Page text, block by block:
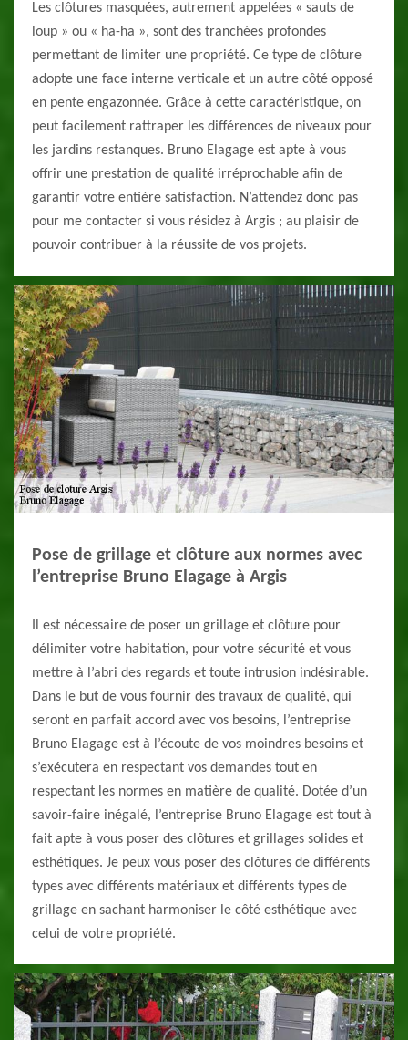
Les clôtures masquées, autrement appelées « sauts de
loup » ou « ha-ha », sont des tranchées profondes
permettant de limiter une propriété. Ce type de clôture
adopte une face interne verticale et un autre côté opposé
en pente engazonnée. Grâce à cette caractéristique, on
peut facilement rattraper les différences de niveaux pour
les jardins restanques. Bruno Elagage est apte à vous
offrir une prestation de qualité irréprochable afin de
garantir votre entière satisfaction. N’attendez donc pas
pour me contacter si vous résidez à Argis ; au plaisir de
pouvoir contribuer à la réussite de vos projets.
Pose de grillage et clôture aux normes avec
l’entreprise Bruno Elagage à Argis
Il est nécessaire de poser un grillage et clôture pour
délimiter votre habitation, pour votre sécurité et vous
mettre à l’abri des regards et toute intrusion indésirable.
Dans le but de vous fournir des travaux de qualité, qui
seront en parfait accord avec vos besoins, l’entreprise
Bruno Elagage est à l’écoute de vos moindres besoins et
s’exécutera en respectant vos demandes tout en
respectant les normes en matière de qualité. Dotée d’un
savoir-faire inégalé, l’entreprise Bruno Elagage est tout à
fait apte à vous poser des clôtures et grillages solides et
esthétiques. Je peux vous poser des clôtures de différents
types avec différents matériaux et différents types de
grillage en sachant harmoniser le côté esthétique avec
celui de votre propriété.